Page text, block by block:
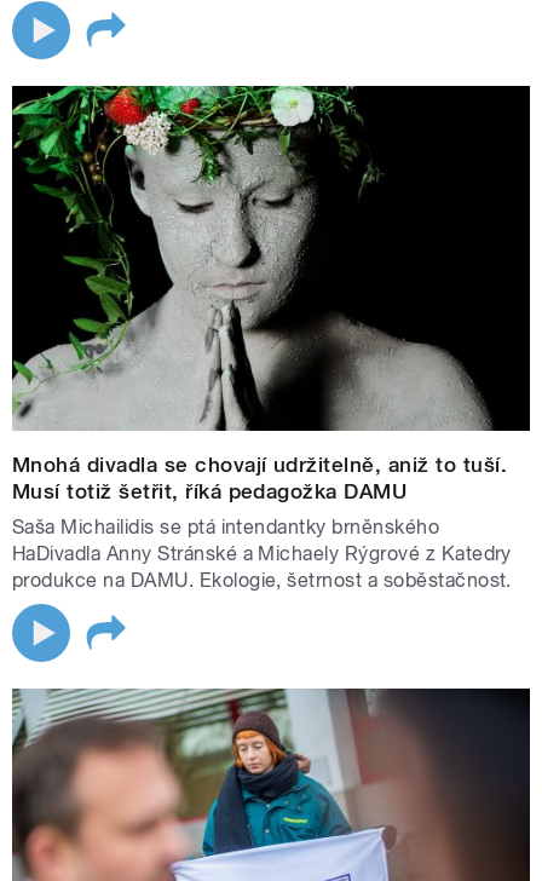
Mnohá divadla se chovají udržitelně, aniž to tuší.
Musí totiž šetřit, říká pedagožka DAMU
Saša Michailidis se ptá intendantky brněnského
HaDivadla Anny Stránské a Michaely Rýgrové z Katedry
produkce na DAMU. Ekologie, šetrnost a soběstačnost.